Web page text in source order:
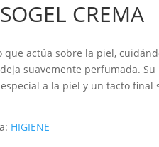
CREMA
que actúa sobre la piel,
suavemente perfumada.
a la piel y un tacto final
HIGIENE